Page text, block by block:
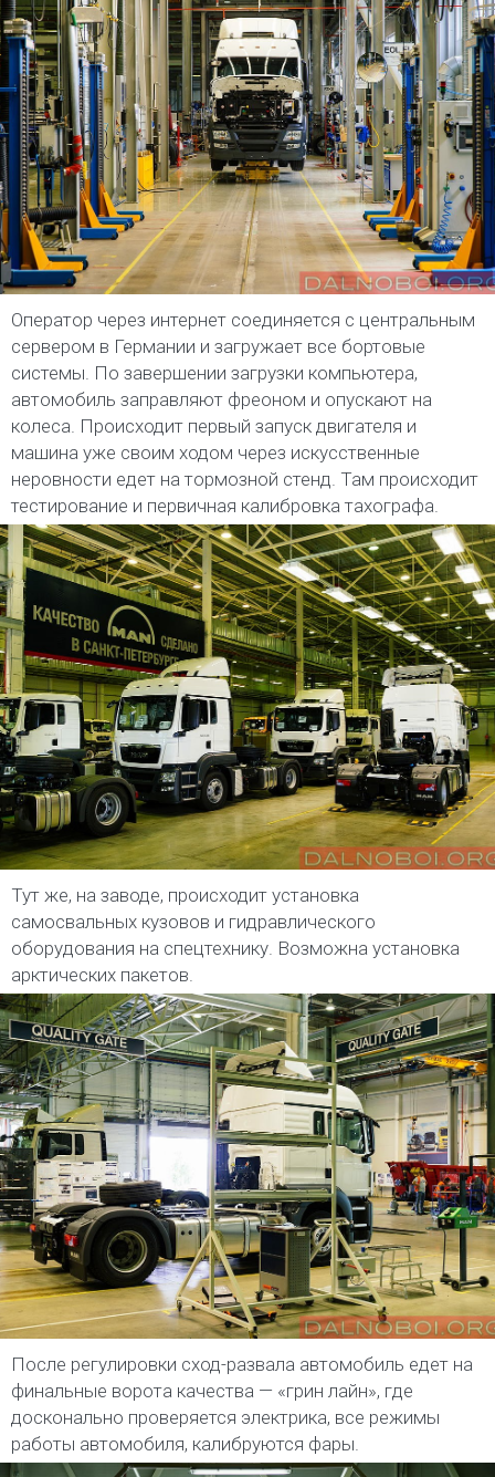
Оператор через интернет соединяется с центральным
сервером в Германии и загружает все бортовые
системы. По завершении загрузки компьютера,
автомобиль заправляют фреоном и опускают на
колеса. Происходит первый запуск двигателя и
машина уже своим ходом через искусственные
неровности едет на тормозной стенд. Там происходит
тестирование и первичная калибровка тахографа.
Тут же, на заводе, происходит установка
самосвальных кузовов и гидравлического
оборудования на спецтехнику. Возможна установка
арктических пакетов.
После регулировки сход-развала автомобиль едет на
финальные ворота качества — «грин лайн», где
досконально проверяется электрика, все режимы
работы автомобиля, калибруются фары.